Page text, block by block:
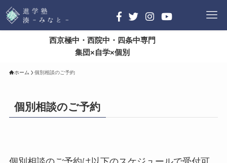
西京極中・西院中・四条中専門
集団×自学×個別
ホーム 個別相談のご予約
個別相談のご予約